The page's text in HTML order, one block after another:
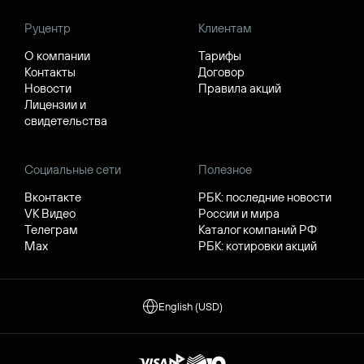
Руцентр
О компании
Контакты
Новости
Лицензии и
свидетельства
Клиентам
Тарифы
Договор
Правила акций
Социальные сети
Вконтакте
VK Видео
Телеграм
Max
Полезное
РБК: последние новости
России и мира
Каталог компаний РФ
РБК: котировки акций
English (USD)